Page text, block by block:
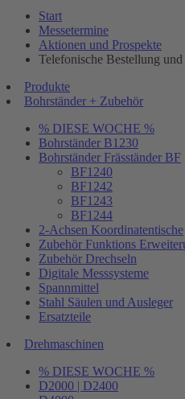
Start
Messetermine
Aktionen und Prospekte
Telefonische Bestellung
Produkte
Bohrständer + Zubehör
% DIESE WOCHE %
Bohrständer B1230
Bohrständer Fräsständer BF
BF1240
BF1242
BF1243
BF1244
2-Achsen Koordinatentische
Zubehör Funktions
Zubehör Drechseln
Digitale Messsysteme
Spannmittel
Stahl Säulen und Ausleger
Ersatzteile
Drehmaschinen
% DIESE WOCHE %
D2000 | D2400